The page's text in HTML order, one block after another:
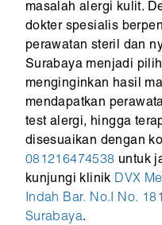
masalah alergi kulit.
dokter spesialis
perawatan steril dan
Surabaya menjadi
menginginkan hasil
mendapatkan
test alergi, hingga
disesuaikan dengan
081216474538 untuk
kunjungi klinik DVX
Indah Bar. No.I No.
Surabaya.